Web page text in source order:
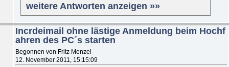
weitere Antworten anzeigen »»
Incrdeimail ohne lästige Anmeldung beim Hochf
ahren des PC´s starten
Begonnen von Fritz Menzel
12. November 2011, 15:15:09